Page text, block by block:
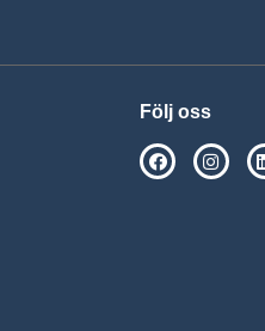
Följ oss
SPSM på